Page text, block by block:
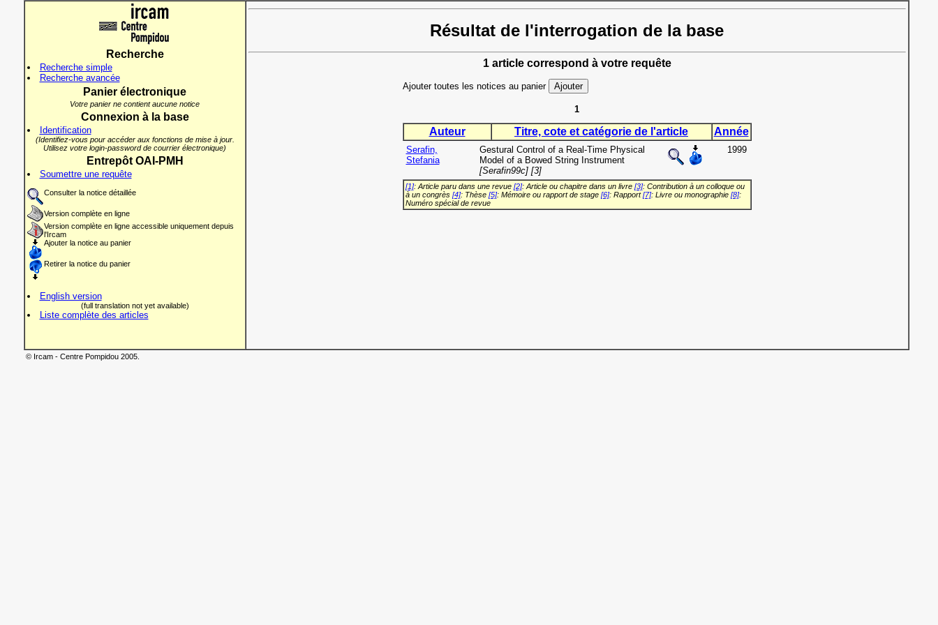
Recherche
Recherche simple
Recherche avancée
Panier électronique
Votre panier ne contient aucune notice
Connexion à la base
Identification
(Identifiez-vous pour accéder aux fonctions de mise à jour.
Utilisez votre login-password de courrier électronique)
Entrepôt OAI-PMH
Soumettre une requête
Consulter la notice détaillée
Version complète en ligne
Version complète en ligne accessible uniquement depuis
l'Ircam
Ajouter la notice au panier
Retirer la notice du panier
English version
(full translation not yet available)
Liste complète des articles
Résultat de l'interrogation de la base
1 article correspond à votre requête
Ajouter toutes les notices au panier
1
Auteur Titre, cote et catégorie de l'article Année
Serafin,
Stefania
Gestural Control of a Real-Time Physical
Model of a Bowed String Instrument
[Serafin99c] [3]
1999
[1]: Article paru dans une revue [2]: Article ou chapitre dans un livre [3]: Contribution à un colloque ou
à un congrès [4]: Thèse [5]: Mémoire ou rapport de stage [6]: Rapport[7]: Livre ou monographie [8]:
Numéro spécial de revue
© Ircam - Centre Pompidou 2005.